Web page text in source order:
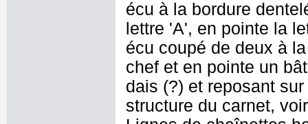
écu à la bordure
lettre 'A', en pointe la
écu coupé de deux à
chef et en pointe un
dais (?) et reposant
structure du carnet,